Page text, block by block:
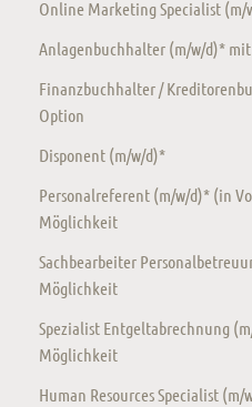
Online Marketing Specialist (m/
Anlagenbuchhalter (m/w/d)*
Finanzbuchhalter /
Option
Disponent (m/w/d)*
Personalreferent (m/w/d)* (in
Möglichkeit
Sachbearbeiter
Möglichkeit
Spezialist Entgeltabrechnung
Möglichkeit
Human Resources Specialist